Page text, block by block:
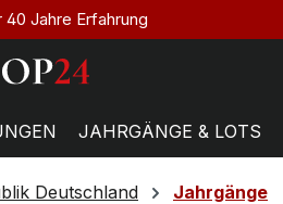
40 Jahre Erfahrung
JAHRGÄNGE & LOTS
Deutschland Jahrgänge